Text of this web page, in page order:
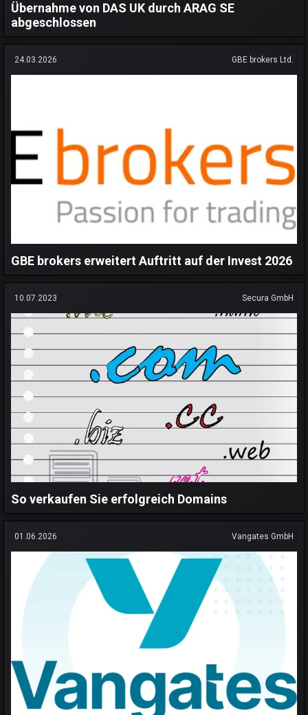
Übernahme von DAS UK durch ARAG SE
abgeschlossen
24.03.2026 GBE brokers Ltd.
GBE brokers erweitert Auftritt auf der Invest 2026
10.07.2023 Secura GmbH
So verkaufen Sie erfolgreich Domains
01.06.2026 Vangates GmbH